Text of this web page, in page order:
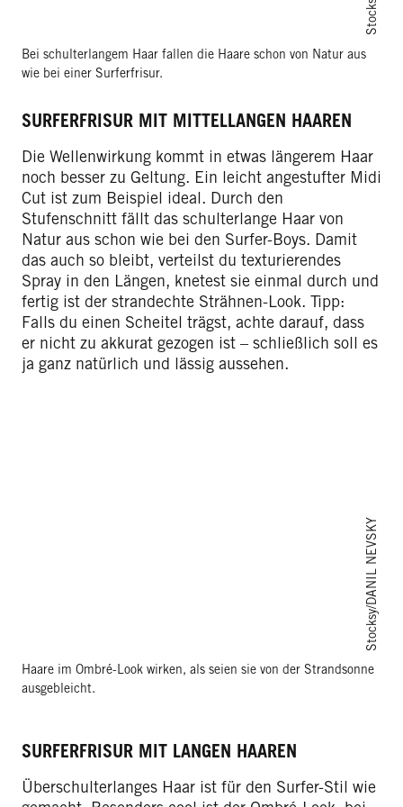
Bei schulterlangem Haar fallen die Haare schon von Natur aus
wie bei einer Surferfrisur.
SURFERFRISUR MIT MITTELLANGEN HAAREN
Die Wellenwirkung kommt in etwas längerem Haar
noch besser zu Geltung. Ein leicht angestufter Midi
Cut ist zum Beispiel ideal. Durch den
Stufenschnitt fällt das schulterlange Haar von
Natur aus schon wie bei den Surfer-Boys. Damit
das auch so bleibt, verteilst du texturierendes
Spray in den Längen, knetest sie einmal durch und
fertig ist der strandechte Strähnen-Look. Tipp:
Falls du einen Scheitel trägst, achte darauf, dass
er nicht zu akkurat gezogen ist – schließlich soll es
ja ganz natürlich und lässig aussehen.
Stocksy/DANIL NEVSKY
Haare im Ombré-Look wirken, als seien sie von der Strandsonne
ausgebleicht.
SURFERFRISUR MIT LANGEN HAAREN
Überschulterlanges Haar ist für den Surfer-Stil wie